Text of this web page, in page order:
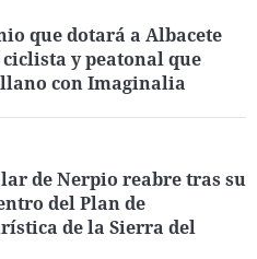
que dotará a Albacete
y peatonal que
con Imaginalia
de Nerpio reabre tras su
del Plan de
de la Sierra del